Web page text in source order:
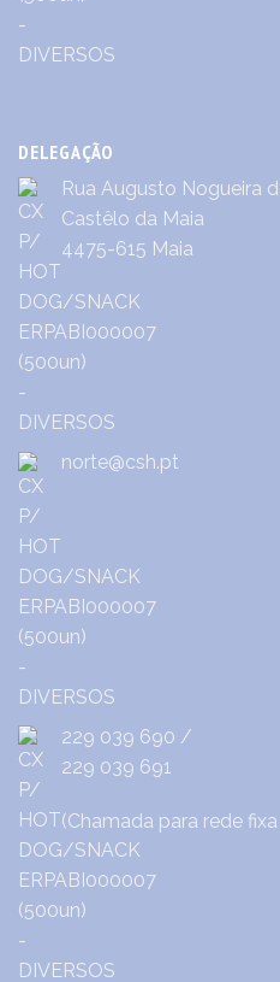
DELEGAÇÃO
Rua Augusto Nogueira
Castêlo da Maia
4475-615 Maia
norte@csh.pt
229 039 690 /
229 039 691
(Chamada para rede